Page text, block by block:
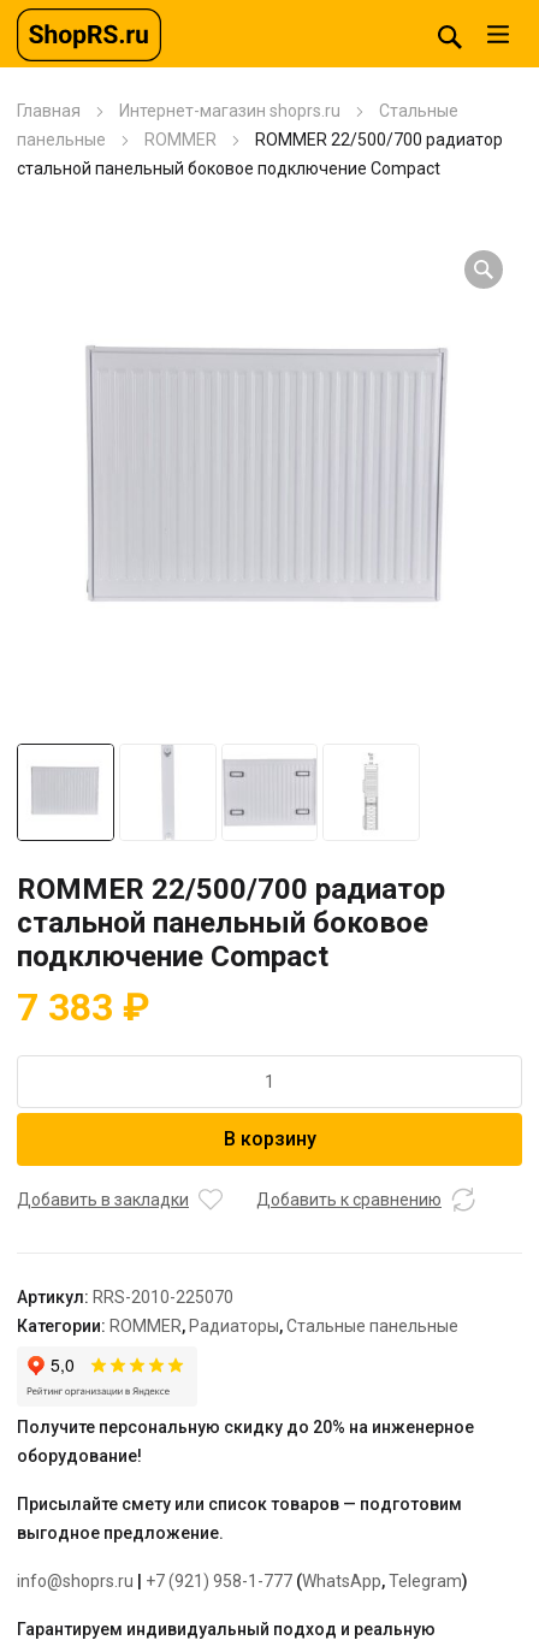
Главная Интернет-магазин shoprs.ru
Стальные
панельные
ROMMER
ROMMER 22/500/700 радиатор
стальной панельный боковое подключение Compact
ROMMER 22/500/700 радиатор
стальной панельный боковое
подключение Compact
7 383 ₽
ROMMER
стальной
Compact
В корзину
Добавить в закладки Добавить к сравнению
Артикул: RRS-2010-225070
Категории: ROMMER, Радиаторы,Стальные панельные
Получите персональную скидку до 20% на инженерное
оборудование!
Присылайте смету или список товаров — подготовим
выгодное предложение.
info@shoprs.ru +7 (921) 958-1-777 (WhatsApp,Telegram)
Гарантируем индивидуальный подход и реальную